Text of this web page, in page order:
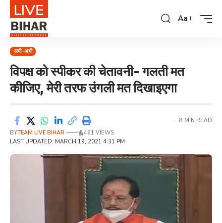
Aa
अभी-अभी
विपक्ष को स्पीकर की चेतावनी- गलती मत
कीजिए, मेरी तरफ उंगली मत दिखाइएगा
LAST UPDATED: MARCH 19, 2021 4:31 PM
BYTEAM LIVE BIHAR 461 VIEWS
8 MIN READ